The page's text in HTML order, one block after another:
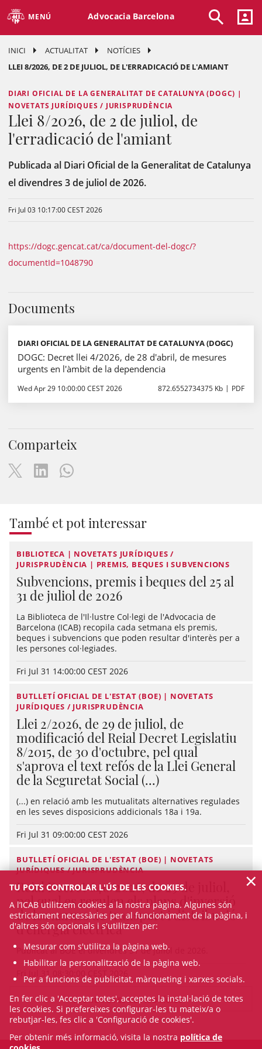
MENÚ Advocacia Barcelona
INICI ACTUALITAT
NOTÍCIES
LLEI 8/2026, DE 2 DE JULIOL, DE L'ERRADICACIÓ DE L'AMIANT
DIARI OFICIAL DE LA GENERALITAT DE CATALUNYA (DOGC) |
NOVETATS JURÍDIQUES / JURISPRUDÈNCIA
Llei 8/2026, de 2 de juliol, de
l'erradicació de l'amiant
Publicada al Diari Oficial de la Generalitat de Catalunya
el divendres 3 de juliol de 2026.
Fri Jul 03 10:17:00 CEST 2026
https://dogc.gencat.cat/ca/document-del-dogc/?
documentId=1048790
Documents
DIARI OFICIAL DE LA GENERALITAT DE CATALUNYA (DOGC)
DOGC: Decret llei 4/2026, de 28 d'abril, de mesures
urgents en l'àmbit de la dependencia
Wed Apr 29 10:00:00 CEST 2026 872.6552734375 Kb PDF
Comparteix
També et pot interessar
BIBLIOTECA | NOVETATS JURÍDIQUES /
JURISPRUDÈNCIA | PREMIS, BEQUES I SUBVENCIONS
Subvencions, premis i beques del 25 al
31 de juliol de 2026
La Biblioteca de l'Il·lustre Col·legi de l'Advocacia de
Barcelona (ICAB) recopila cada setmana els premis,
beques i subvencions que poden resultar d'interès per a
les persones col·legiades.
Fri Jul 31 14:00:00 CEST 2026
BUTLLETÍ OFICIAL DE L'ESTAT (BOE) | NOVETATS
JURÍDIQUES / JURISPRUDÈNCIA
Llei 2/2026, de 29 de juliol, de
modificació del Reial Decret Legislatiu
8/2015, de 30 d'octubre, pel qual
s'aprova el text refós de la Llei General
de la Seguretat Social (...)
(...) en relació amb les mutualitats alternatives regulades
en les seves disposicions addicionals 18a i 19a.
Fri Jul 31 09:00:00 CEST 2026
BUTLLETÍ OFICIAL DE L'ESTAT (BOE) | NOVETATS
JURÍDIQUES / JURISPRUDÈNCIA
Reial Decret 640/2026, de 29 de juliol,
pel qual es regulen els plans d'inversió
de les xarxes de transport i distribució
d'energia elèctrica
Publicat al BOE el divendres 31 de juliol de 2026.
Fri Jul 31 08:30:00 CEST 2026
VEURE TOTES LES NOTÍCIES
TU POTS CONTROLAR L'ÚS DE LES COOKIES.
A l’ICAB utilitzem cookies a la nostra pàgina. Algunes són
estrictament necessàries per al funcionament de la pàgina, i
d'altres són opcionals i s'utilitzen per:
Mesurar com s'utilitza la pàgina web.
Habilitar la personalització de la pàgina web.
Per a funcions de publicitat, màrqueting i xarxes socials.
En fer clic a 'Acceptar totes', acceptes la instal·lació de totes
les cookies. Si prefereixes configurar-les tu mateix/a o
rebutjar-les, fes clic a 'Configuració de cookies'.
Per obtenir més informació, visita la nostra política de
×